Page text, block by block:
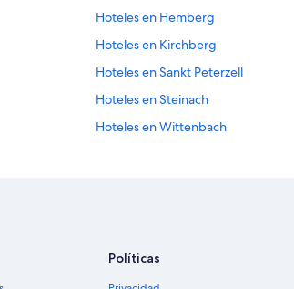
Hoteles en Hemberg
Hoteles en Kirchberg
Hoteles en Sankt Peterzell
Hoteles en Steinach
Hoteles en Wittenbach
Hoteles de Relais & Chateaux en St.
Políticas